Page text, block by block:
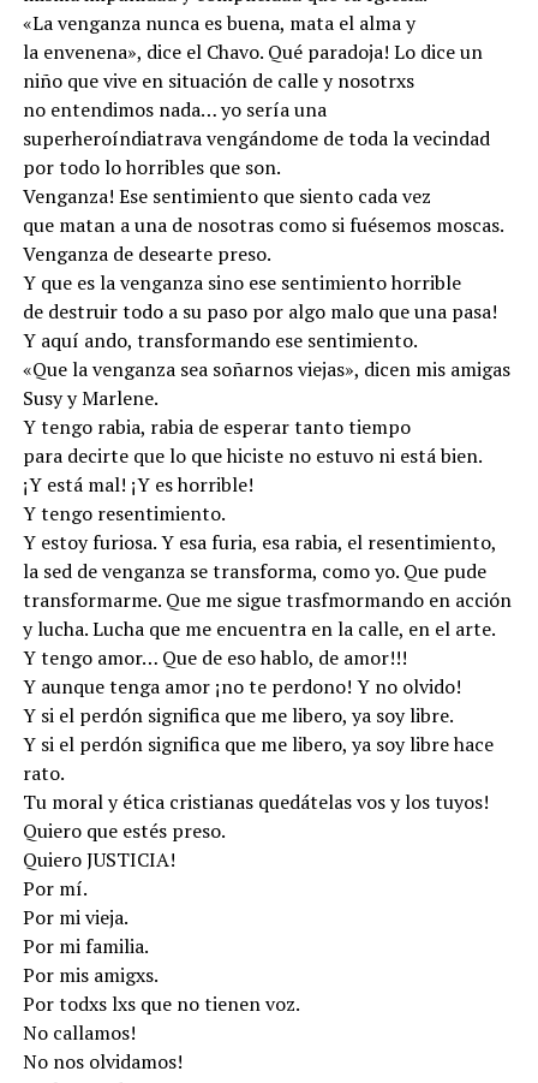
«La venganza nunca es buena, mata el alma y
la envenena», dice el Chavo. Qué paradoja! Lo dice un
niño que vive en situación de calle y nosotrxs
no entendimos nada… yo sería una
superheroíndiatrava vengándome de toda la vecindad
por todo lo horribles que son.
Venganza! Ese sentimiento que siento cada vez
que matan a una de nosotras como si fuésemos moscas.
Venganza de desearte preso.
Y que es la venganza sino ese sentimiento horrible
de destruir todo a su paso por algo malo que una pasa!
Y aquí ando, transformando ese sentimiento.
«Que la venganza sea soñarnos viejas», dicen mis amigas
Susy y Marlene.
Y tengo rabia, rabia de esperar tanto tiempo
para decirte que lo que hiciste no estuvo ni está bien.
¡Y está mal! ¡Y es horrible!
Y tengo resentimiento.
Y estoy furiosa. Y esa furia, esa rabia, el resentimiento,
la sed de venganza se transforma, como yo. Que pude
transformarme. Que me sigue trasfmormando en acción
y lucha. Lucha que me encuentra en la calle, en el arte.
Y tengo amor… Que de eso hablo, de amor!!!
Y aunque tenga amor ¡no te perdono! Y no olvido!
Y si el perdón significa que me libero, ya soy libre.
Y si el perdón significa que me libero, ya soy libre hace
rato.
Tu moral y ética cristianas quedátelas vos y los tuyos!
Quiero que estés preso.
Quiero JUSTICIA!
Por mí.
Por mi vieja.
Por mi familia.
Por mis amigxs.
Por todxs lxs que no tienen voz.
No callamos!
No nos olvidamos!